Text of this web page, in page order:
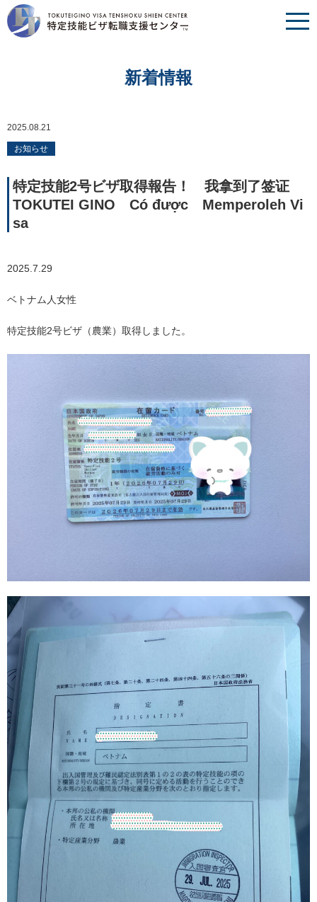
新着情報
2025.08.21
お知らせ
特定技能2号ビザ取得報告！ 我拿到了签证
TOKUTEI GINO Có được Memperoleh Vi
sa
2025.7.29
ベトナム人女性
特定技能2号ビザ（農業）取得しました。